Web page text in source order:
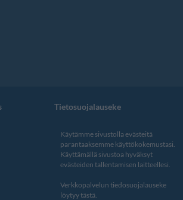
Tietosuojalauseke
Käytämme sivustolla evästeitä
parantaaksemme käyttökokemustasi.
Käyttämällä sivustoa hyväksyt
evästeiden tallentamisen laitteellesi.
Verkkopalvelun tiedosuojalauseke
löytyy tästä